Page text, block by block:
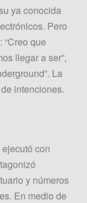
ya conocida
Pero
que
llegar a ser”,
La
intenciones.
con
y números
En medio de